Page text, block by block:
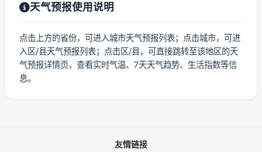
天气预报使用说明
点击上方的省份，可进入城市天气预报列表；点击城市，可进
入区/县天气预报列表；点击区/县，可直接跳转至该地区的天
气预报详情页，查看实时气温、7天天气趋势、生活指数等信
息。
友情链接